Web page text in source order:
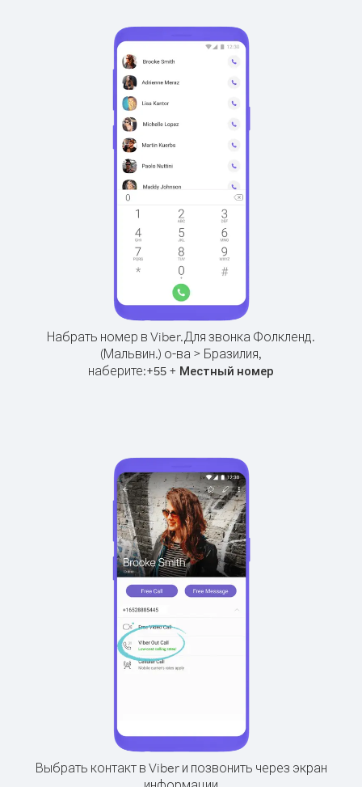
Набрать номер в Viber.Для звонка Фолкленд.
(Мальвин.) о-ва > Бразилия,
наберите:+55 + Местный номер
Выбрать контакт в Viber и позвонить через экран